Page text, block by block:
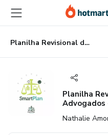
para
conteúdo
principal
para
pagamento
para
rodapé
Planilha Revisional de Reajustes para Advogados e Contadores - Plano de Saúde 3.0
Planilha
Advogados
Nathalie